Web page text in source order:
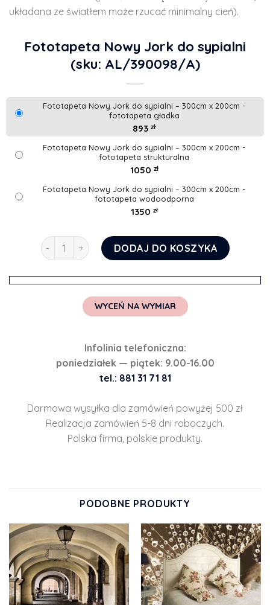
układana ze światłem może rzucać minimalny cień).
Fototapeta Nowy Jork do sypialni
(sku: AL/390098/A)
Fototapeta Nowy Jork do sypialni – 300cm x 200cm -
fototapeta gładka
893 zł
Fototapeta Nowy Jork do sypialni – 300cm x 200cm -
fototapeta strukturalna
1050 zł
Fototapeta Nowy Jork do sypialni – 300cm x 200cm -
fototapeta wodoodporna
1350 zł
ilość Fototapeta Nowy Jork do sypialni
DODAJ DO KOSZYKA
WYCEŃ NA WYMIAR
Infolinia telefoniczna:
poniedziałek — piątek: 9.00-16.00
tel.: 881 31 71 81
Darmowa wysyłka dla zamówień powyżej 500 zł
Realizacja zamówień 5-8 dni roboczych.
Polska firma, polskie produkty.
PODOBNE PRODUKTY